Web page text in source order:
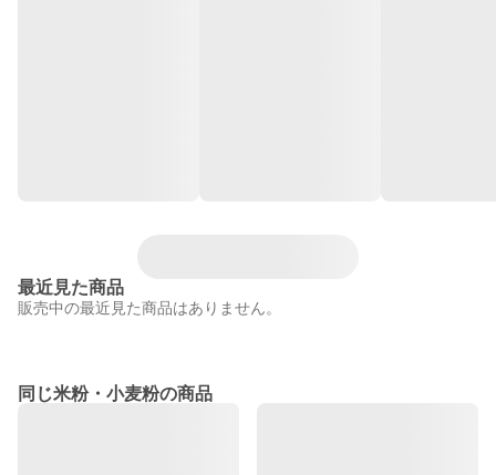
最近見た商品
販売中の最近見た商品はありません。
同じ米粉・小麦粉の商品